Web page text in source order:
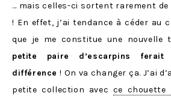
… mais celles-ci sortent rarement de
! En effet, j’ai tendance à céder au
que je me constitue une nouvelle
petite paire d’escarpins
différence ! On va changer ça. J’ai
petite collection avec ce chouette